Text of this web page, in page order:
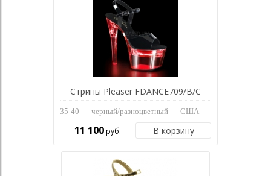
Стрипы Pleaser FDANCE709/B/C
35-40 черный/разноцветный США
11 100руб. В корзину